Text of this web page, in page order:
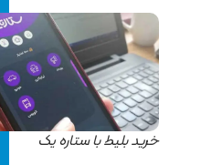
خرید بلیط با ستاره یک